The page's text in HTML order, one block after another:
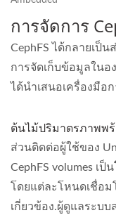
การจัดการ
CephFS ได้กลายเป็
การจัดเก็บข้อมูลในอ
ได้นำเสนอเครื่องมือ
ต้นไม้ปริมาตรภาพพ
ส่วนติดต่อผู้ใช้ของ
CephFS volumes เป็น
โดยแต่ละโหนดเชื่อม
เกี่ยวข้อง.ผู้ดูแลระบบ